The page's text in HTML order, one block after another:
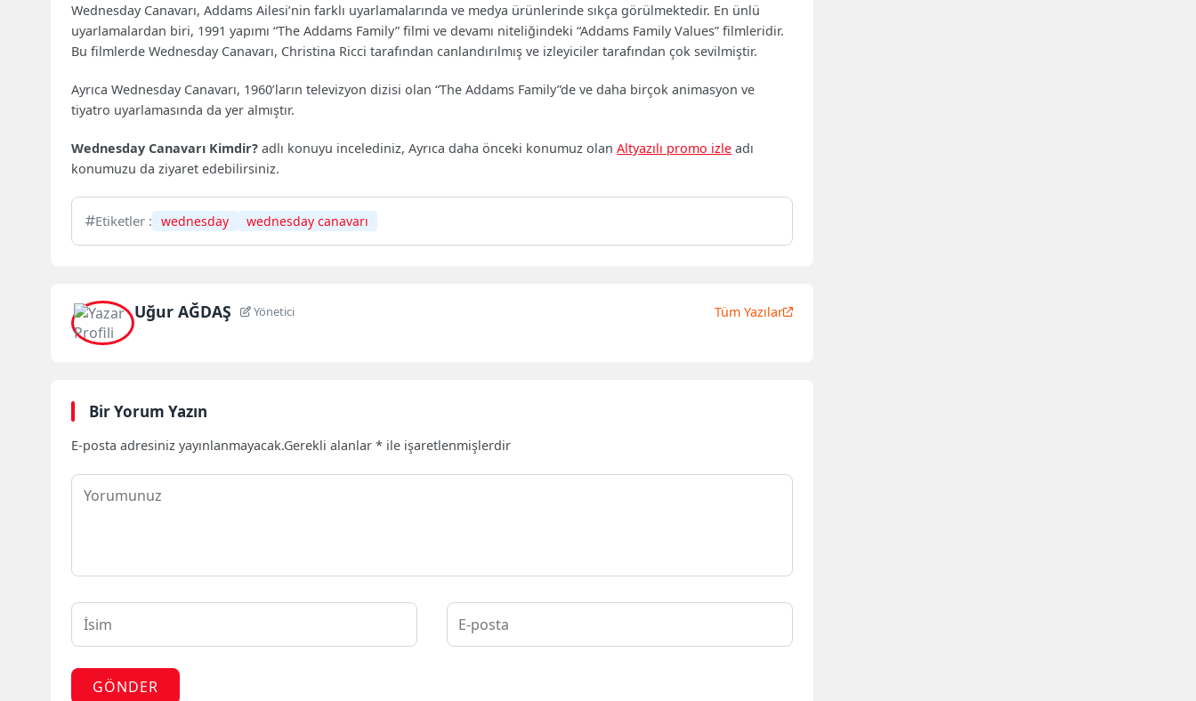
Wednesday Canavarı, Addams Ailesi’nin farklı uyarlamalarında ve medya ürünlerinde sıkça görülmektedir. En ünlü
uyarlamalardan biri, 1991 yapımı “The Addams Family” filmi ve devamı niteliğindeki “Addams Family Values” filmleridir.
Bu filmlerde Wednesday Canavarı, Christina Ricci tarafından canlandırılmış ve izleyiciler tarafından çok sevilmiştir.
Ayrıca Wednesday Canavarı, 1960’ların televizyon dizisi olan “The Addams Family”de ve daha birçok animasyon ve
tiyatro uyarlamasında da yer almıştır.
Wednesday Canavarı Kimdir? adlı konuyu incelediniz, Ayrıca daha önceki konumuz olanAltyazılı promo izle adı
konumuzu da ziyaret edebilirsiniz.
Etiketler : wednesday wednesday canavarı
Uğur AĞDAŞ Yönetici Tüm Yazılar
Bir Yorum Yazın
E-posta adresiniz yayınlanmayacak.Gerekli alanlar* ile işaretlenmişlerdir
GÖNDER